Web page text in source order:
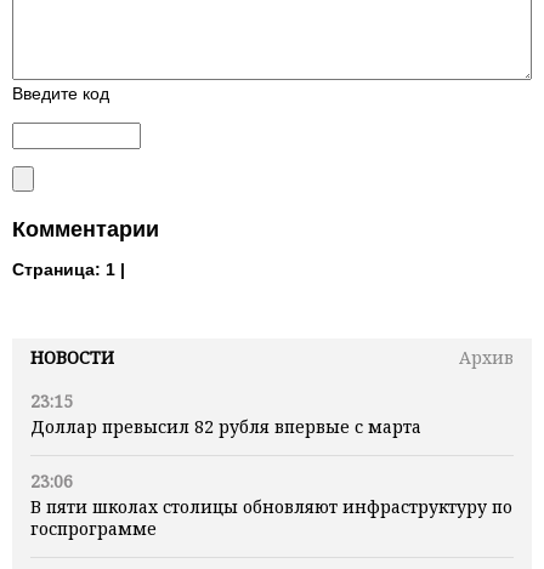
НОВОСТИ
Архив
23:15
Доллар превысил 82 рубля впервые с марта
23:06
В пяти школах столицы обновляют инфраструктуру по
госпрограмме
Введите код
Комментарии
Страница: 1 |